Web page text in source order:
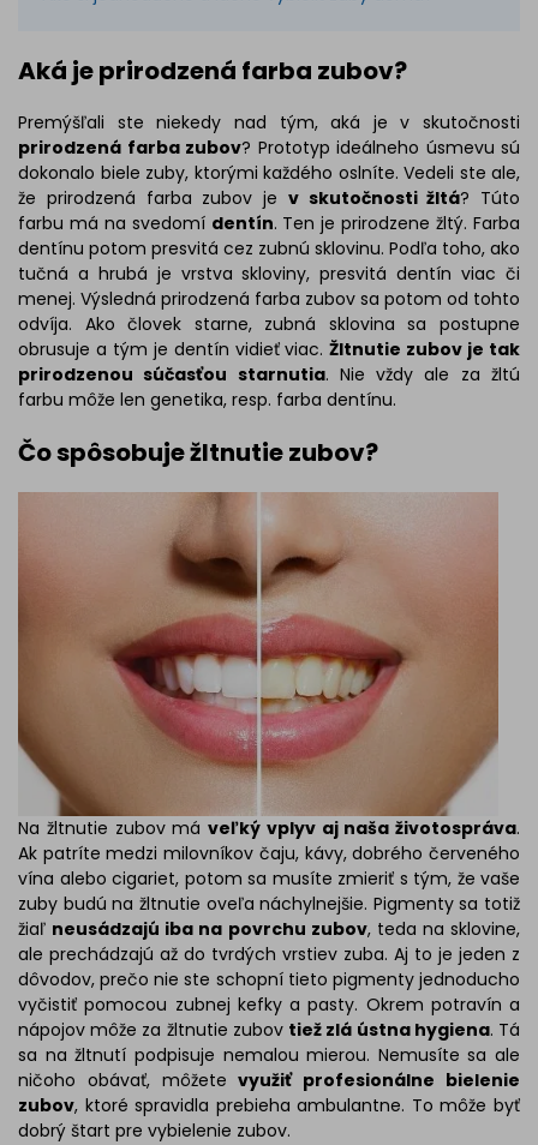
Aká je prirodzená farba zubov?
Premýšľali ste niekedy nad tým, aká je v skutočnosti
prirodzená farba zubov? Prototyp ideálneho úsmevu sú
dokonalo biele zuby, ktorými každého oslníte. Vedeli ste ale,
že prirodzená farba zubov je v skutočnosti žltá? Túto
farbu má na svedomí dentín. Ten je prirodzene žltý. Farba
dentínu potom presvitá cez zubnú sklovinu. Podľa toho, ako
tučná a hrubá je vrstva skloviny, presvitá dentín viac či
menej. Výsledná prirodzená farba zubov sa potom od tohto
odvíja. Ako človek starne, zubná sklovina sa postupne
obrusuje a tým je dentín vidieť viac.Žltnutie zubov je tak
prirodzenou súčasťou starnutia. Nie vždy ale za žltú
farbu môže len genetika, resp. farba dentínu.
Čo spôsobuje žltnutie zubov?
Na žltnutie zubov má veľký vplyv aj naša životospráva.
Ak patríte medzi milovníkov čaju, kávy, dobrého červeného
vína alebo cigariet, potom sa musíte zmieriť s tým, že vaše
zuby budú na žltnutie oveľa náchylnejšie. Pigmenty sa totiž
žiaľ neusádzajú iba na povrchu zubov, teda na sklovine,
ale prechádzajú až do tvrdých vrstiev zuba. Aj to je jeden z
dôvodov, prečo nie ste schopní tieto pigmenty jednoducho
vyčistiť pomocou zubnej kefky a pasty. Okrem potravín a
nápojov môže za žltnutie zubov tiež zlá ústna hygiena. Tá
sa na žltnutí podpisuje nemalou mierou. Nemusíte sa ale
ničoho obávať, môžetevyužiť profesionálne bielenie
zubov, ktoré spravidla prebieha ambulantne. To môže byť
dobrý štart pre vybielenie zubov.